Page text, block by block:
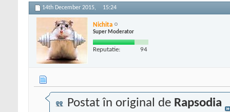
14th December 2015, 15:24
Nichita
Super Moderator
Reputatie: 94
Postat în original de Rapsodia